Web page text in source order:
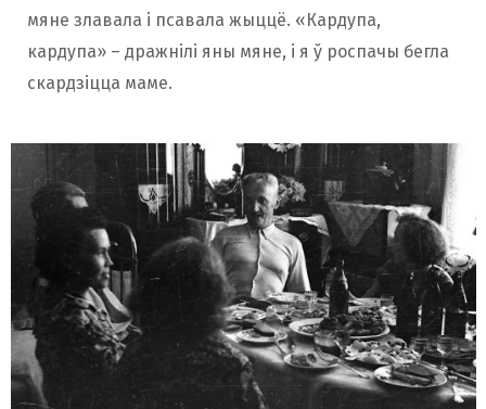
мяне злавала і псавала жыццё. «Кардупа,
кардупа» – дражнілі яны мяне, і я ў роспачы бегла
скардзіцца маме.